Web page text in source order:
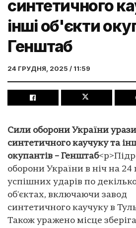
синтетичного
інші об'єкти
Генштаб
24 ГРУДНЯ, 2025 / 11:59
Сили оборони України
синтетичного каучуку та
окупантів – Генштаб
оборони України в ніч на 24
успішних ударів по
об'єктах, включаючи завод
синтетичного каучуку в
Також уражено місце